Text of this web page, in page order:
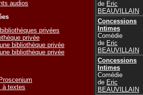
audios
privées
privée
bibliothèque privée
bibliothèque privée
à textes
de Eric
BEAUVILLAIN
Concessions
Intimes
Comédie
de Eric
BEAUVILLAIN
Concessions
Intimes
Comédie
de Eric
BEAUVILLAIN